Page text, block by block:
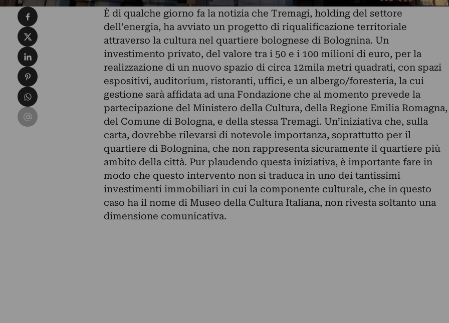
È di qualche giorno fa la notizia che Tremagi, holding del settore
dell’energia, ha avviato un progetto di riqualificazione territoriale
attraverso la cultura nel quartiere bolognese di Bolognina. Un
investimento privato, del valore tra i 50 e i 100 milioni di euro, per la
realizzazione di un nuovo spazio di circa 12mila metri quadrati, con spazi
espositivi, auditorium, ristoranti, uffici, e un albergo/foresteria, la cui
gestione sarà affidata ad una Fondazione che al momento prevede la
partecipazione del Ministero della Cultura, della Regione Emilia Romagna,
del Comune di Bologna, e della stessa Tremagi. Un’iniziativa che, sulla
carta, dovrebbe rilevarsi di notevole importanza, soprattutto per il
quartiere di Bolognina, che non rappresenta sicuramente il quartiere più
ambito della città. Pur plaudendo questa iniziativa, è importante fare in
modo che questo intervento non si traduca in uno dei tantissimi
investimenti immobiliari in cui la componente culturale, che in questo
caso ha il nome di Museo della Cultura Italiana, non rivesta soltanto una
dimensione comunicativa.
Condividi su Facebook
Condividi su X
Condividi su LinkedIn
Condividi su Pinterest
Condividi su WhatsApp
Condividi su Email